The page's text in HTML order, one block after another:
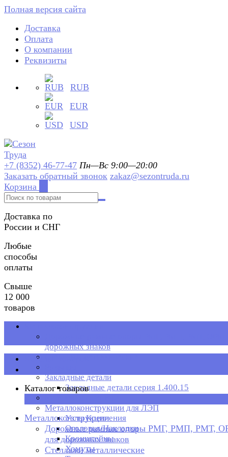
Полная версия сайта
Доставка
Оплата
О компании
Реквизиты
RUB
EUR
USD
+7 (8352) 46-77-47 Пн—Вс 9:00—20:00
Заказать обратный звонок zakaz@sezontruda.ru
Корзина
Доставка по
России и СНГ
Любые
способы
оплаты
Свыше
12 000
товаров
дорожных знаков
Стеллажи металлические
Закладные детали
Закладные детали серия 1.400.15
Металлоконструкции для ЛЭП
Узлы Крепления
Оголовья/Накладки
Кронштейны
Хомуты
Каталог товаров
Каталог товаров
Металлоконструкции
Дорожные рамные опоры РМГ, РМП, РМТ,
для дорожных знаков
Стеллажи металлические